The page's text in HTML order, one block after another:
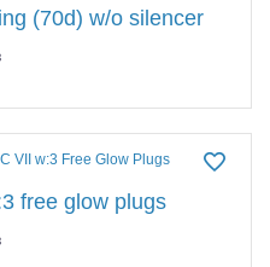
(70d) w/o silencer
free glow plugs